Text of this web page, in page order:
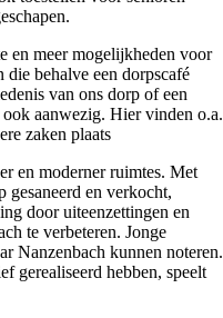
en meer mogelijkheden voor
die behalve een dorpscafé
van ons dorp of een
aanwezig. Hier vinden o.a.
zaken plaats
en moderner ruimtes. Met
gesaneerd en verkocht,
door uiteenzettingen en
te verbeteren. Jonge
Nanzenbach kunnen noteren.
gerealiseerd hebben, speelt